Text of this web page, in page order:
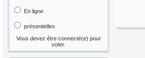
En ligne
présentielles
Vous devez être connecté(e) pour
voter.